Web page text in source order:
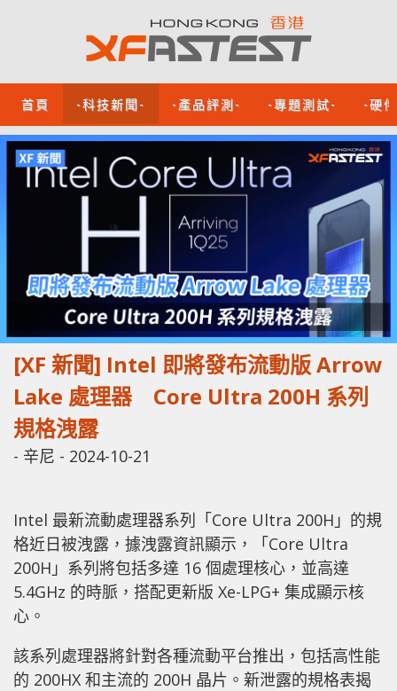
首頁 -科技新聞- -產品評測- -專題測試- -硬
[XF 新聞] Intel 即將發布流動版 Arrow
Lake 處理器 Core Ultra 200H 系列
規格洩露
- 辛尼 - 2024-10-21
Intel 最新流動處理器系列「Core Ultra 200H」的規
格近日被洩露，據洩露資訊顯示，「Core Ultra
200H」系列將包括多達 16 個處理核心，並高達
5.4GHz 的時脈，搭配更新版 Xe-LPG+ 集成顯示核
心。
該系列處理器將針對各種流動平台推出，包括高性能
的 200HX 和主流的 200H 晶片。新泄露的規格表揭